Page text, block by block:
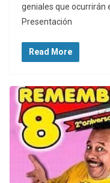
geniales que ocurrirán
Presentación
Read More